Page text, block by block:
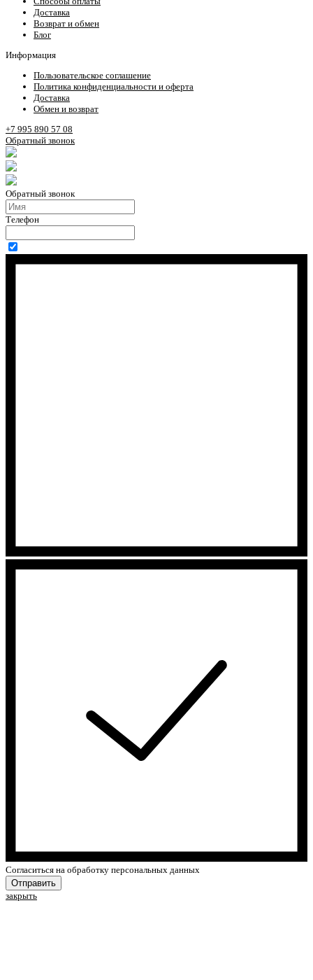
Доставка
Возврат и обмен
Блог
Информация
Пользовательское соглашение
Политика конфиденциальности и оферта
Доставка
Обмен и возврат
+7 995 890 57 08
Обратный звонок
Обратный звонок
Телефон
Cогласиться на обработку персональных данных
Отправить
закрыть